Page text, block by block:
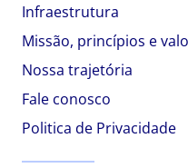
Infraestrutura
Missão, princípios e
Nossa trajetória
Fale conosco
Politica de Privacidade